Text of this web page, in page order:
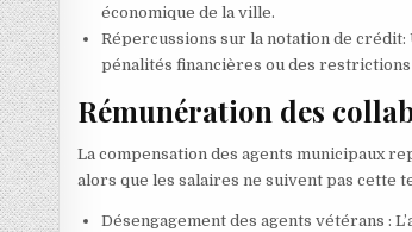
économique de la ville.
Répercussions sur la notation de
pénalités financières ou des
Rémunération des
La compensation des agents municipaux
alors que les salaires ne suivent pas cette
Désengagement des agents vétérans :